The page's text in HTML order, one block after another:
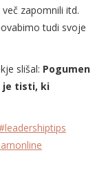
zapomnili itd.
tudi svoje
slišal: Pogumen
je tisti, ki